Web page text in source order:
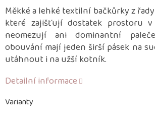
Varianty
Měkké a lehké textilní bačkůrky z
které zajišťují dostatek prostoru
neomezují ani dominantní
obouvání mají jeden širší pásek na
utáhnout i na užší kotník.
Detailní informace